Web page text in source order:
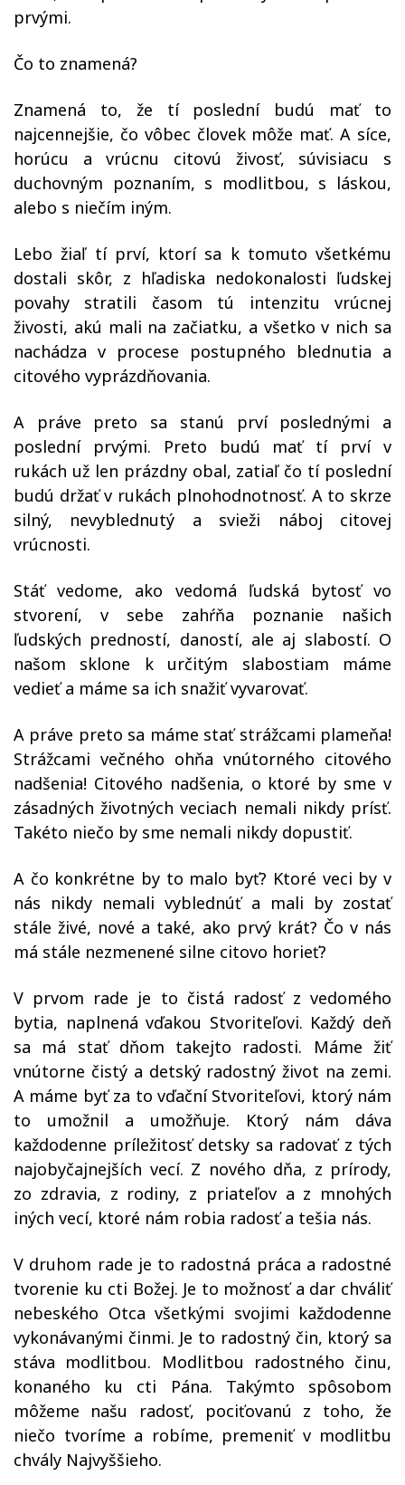
prvými.
Čo to znamená?
Znamená to, že tí poslední budú mať to
najcennejšie, čo vôbec človek môže mať. A síce,
horúcu a vrúcnu citovú živosť, súvisiacu s
duchovným poznaním, s modlitbou, s láskou,
alebo s niečím iným.
Lebo žiaľ tí prví, ktorí sa k tomuto všetkému
dostali skôr, z hľadiska nedokonalosti ľudskej
povahy stratili časom tú intenzitu vrúcnej
živosti, akú mali na začiatku, a všetko v nich sa
nachádza v procese postupného blednutia a
citového vyprázdňovania.
A práve preto sa stanú prví poslednými a
poslední prvými. Preto budú mať tí prví v
rukách už len prázdny obal, zatiaľ čo tí poslední
budú držať v rukách plnohodnotnosť. A to skrze
silný, nevyblednutý a svieži náboj citovej
vrúcnosti.
Stáť vedome, ako vedomá ľudská bytosť vo
stvorení, v sebe zahŕňa poznanie našich
ľudských predností, daností, ale aj slabostí. O
našom sklone k určitým slabostiam máme
vedieť a máme sa ich snažiť vyvarovať.
A práve preto sa máme stať strážcami plameňa!
Strážcami večného ohňa vnútorného citového
nadšenia! Citového nadšenia, o ktoré by sme v
zásadných životných veciach nemali nikdy prísť.
Takéto niečo by sme nemali nikdy dopustiť.
A čo konkrétne by to malo byť? Ktoré veci by v
nás nikdy nemali vyblednúť a mali by zostať
stále živé, nové a také, ako prvý krát? Čo v nás
má stále nezmenené silne citovo horieť?
V prvom rade je to čistá radosť z vedomého
bytia, naplnená vďakou Stvoriteľovi. Každý deň
sa má stať dňom takejto radosti. Máme žiť
vnútorne čistý a detský radostný život na zemi.
A máme byť za to vďační Stvoriteľovi, ktorý nám
to umožnil a umožňuje. Ktorý nám dáva
každodenne príležitosť detsky sa radovať z tých
najobyčajnejších vecí. Z nového dňa, z prírody,
zo zdravia, z rodiny, z priateľov a z mnohých
iných vecí, ktoré nám robia radosť a tešia nás.
V druhom rade je to radostná práca a radostné
tvorenie ku cti Božej. Je to možnosť a dar chváliť
nebeského Otca všetkými svojimi každodenne
vykonávanými činmi. Je to radostný čin, ktorý sa
stáva modlitbou. Modlitbou radostného činu,
konaného ku cti Pána. Takýmto spôsobom
môžeme našu radosť, pociťovanú z toho, že
niečo tvoríme a robíme, premeniť v modlitbu
chvály Najvyššieho.